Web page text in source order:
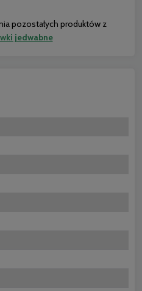
pozostałych produktów z
jedwabne